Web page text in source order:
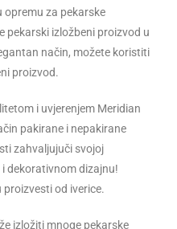
za pekarske
pekarski izložbeni proizvod u
način, možete koristiti
proizvod.
i uvjerenjem Meridian
pakirane i nepakirane
zahvaljujuči svojoj
dekorativnom dizajnu!
proizvesti od iverice.
izložiti mnoge pekarske